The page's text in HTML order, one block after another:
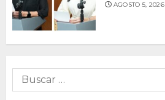
AGOSTO 5, 2026
Buscar: